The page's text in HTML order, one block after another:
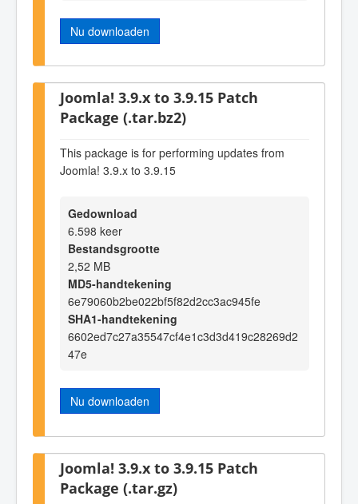
Nu downloaden
Joomla! 3.9.x to 3.9.15 Patch
Package (.tar.bz2)
This package is for performing updates from
Joomla! 3.9.x to 3.9.15
Gedownload
6.598 keer
Bestandsgrootte
2,52 MB
MD5-handtekening
6e79060b2be022bf5f82d2cc3ac945fe
SHA1-handtekening
6602ed7c27a35547cf4e1c3d3d419c28269d2
47e
Nu downloaden
Joomla! 3.9.x to 3.9.15 Patch
Package (.tar.gz)